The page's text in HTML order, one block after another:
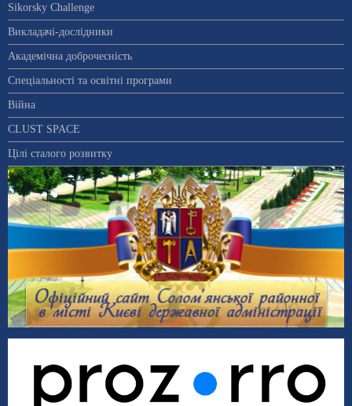
Sikorsky Challenge
Викладачі-дослідники
Академічна доброчесність
Спеціальності та освітні програми
Війна
CLUST SPACE
Цілі сталого розвитку